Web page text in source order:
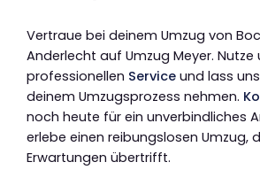
Vertraue bei deinem Umzug von
Anderlecht auf Umzug Meyer. Nutze
professionellen Service und lass
deinem Umzugsprozess nehmen.
noch heute für ein unverbindliches
erlebe einen reibungslosen Umzug,
Erwartungen übertrifft.